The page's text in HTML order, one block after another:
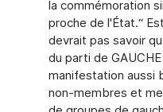
la commémoration
proche de l'État.“
devrait pas savoir
du parti de
manifestation aussi
non-membres et